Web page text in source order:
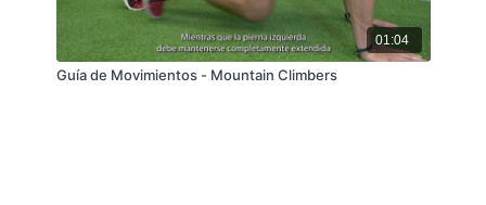
01:04
Guía de Movimientos - Mountain Climbers